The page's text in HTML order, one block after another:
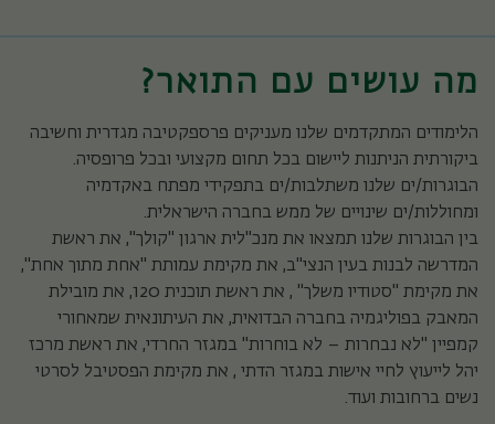
מה עושים עם התואר?
הלימודים המתקדמים שלנו מעניקים פרספקטיבה מגדרית וחשיבה
ביקורתית הניתנות ליישום בכל תחום מקצועי ובכל פרופסיה.
הבוגרות/ים שלנו משתלבות/ים בתפקידי מפתח באקדמיה
ומחוללות/ים שינויים של ממש בחברה הישראלית.
בין הבוגרות שלנו תמצאו את מנכ"לית ארגון "קולך", את ראשת
המדרשה לבנות בעין הנצי"ב, את מקימת עמותת "אחת מתוך אחת",
את מקימת "סטודיו משלך" , את ראשת תוכנית 120, את מובילת
המאבק בפוליגמיה בחברה הבדואית, את העיתונאית שמאחורי
קמפיין "לא נבחרות – לא בוחרות" במגזר החרדי, את ראשת מרכז
יהל לייעוץ לחיי אישות במגזר הדתי , את מקימת הפסטיבל לסרטי
נשים ברחובות ועוד.